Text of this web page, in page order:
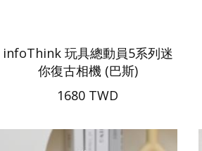
infoThink 玩具總動員5系列迷
你復古相機 (巴斯)
1680 TWD